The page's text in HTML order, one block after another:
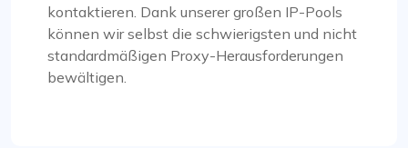
Tolle Erfahrung
Ich vertraue seit über zwei Jahren für alle meine
Proxy-Anforderungen auf ProxyCompass (da sie
kontaktieren. Dank unserer großen IP-Pools
können wir selbst die schwierigsten und nicht
standardmäßigen Proxy-Herausforderungen
bewältigen.